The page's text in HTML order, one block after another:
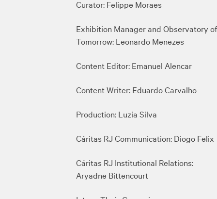
Curator: Felippe Moraes
Exhibition Manager and Observatory of
Tomorrow: Leonardo Menezes
Content Editor: Emanuel Alencar
Content Writer: Eduardo Carvalho
Production: Luzia Silva
Cáritas RJ Communication: Diogo Felix
Cáritas RJ Institutional Relations:
Aryadne Bittencourt